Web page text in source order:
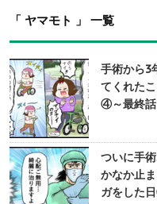
「 ヤマモト 」 一覧
手術から3
てくれた
④～最終話
ついに手
かなか止
ガをした